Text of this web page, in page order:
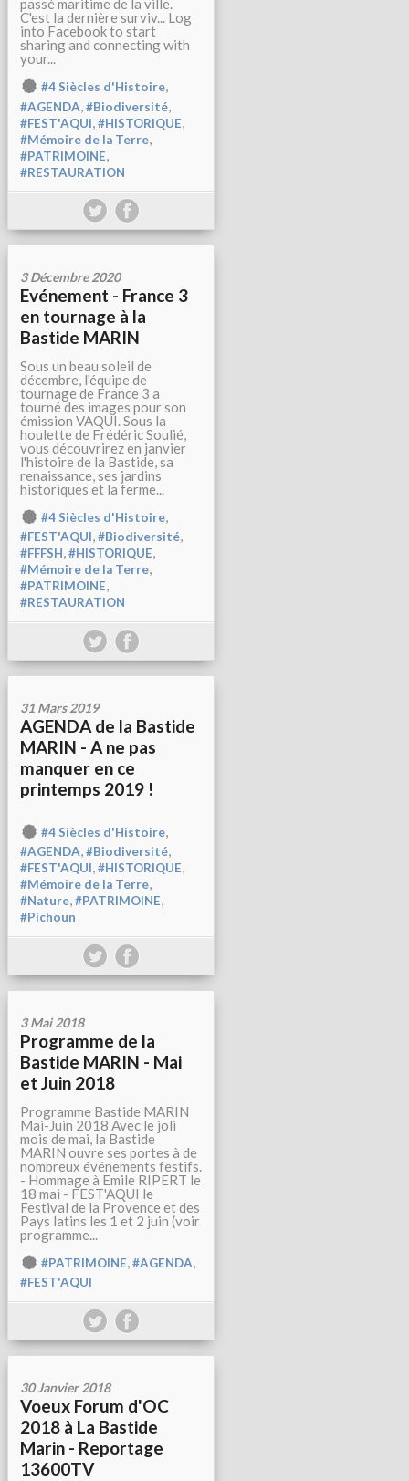
passé maritime de la ville.
C'est la dernière surviv... Log
into Facebook to start
sharing and connecting with
your...
#4 Siècles d'Histoire,
#AGENDA #Biodiversité
#FEST'AQUI #HISTORIQUE
#Mémoire de la Terre
#PATRIMOINE
#RESTAURATION
3 Décembre 2020
Evénement - France 3
en tournage à la
Bastide MARIN
Sous un beau soleil de
décembre, l'équipe de
tournage de France 3 a
tourné des images pour son
émission VAQUI. Sous la
houlette de Frédéric Soulié,
vous découvrirez en janvier
l'histoire de la Bastide, sa
renaissance, ses jardins
historiques et la ferme...
#4 Siècles d'Histoire,
#FEST'AQUI,#Biodiversité,
#FFFSH,#HISTORIQUE,
#Mémoire de la Terre,
#PATRIMOINE,
#RESTAURATION
31 Mars 2019
AGENDA de la Bastide
MARIN - A ne pas
manquer en ce
printemps 2019 !
#4 Siècles d'Histoire,
#AGENDA,#Biodiversité,
#FEST'AQUI,#HISTORIQUE,
#Mémoire de la Terre,
#Nature,#PATRIMOINE,
#Pichoun
3 Mai 2018
Programme de la
Bastide MARIN - Mai
et Juin 2018
Programme Bastide MARIN
Mai-Juin 2018 Avec le joli
mois de mai, la Bastide
MARIN ouvre ses portes à de
nombreux événements festifs.
- Hommage à Emile RIPERT le
18 mai - FEST'AQUI le
Festival de la Provence et des
Pays latins les 1 et 2 juin (voir
programme...
#PATRIMOINE,#AGENDA,
#FEST'AQUI
30 Janvier 2018
Voeux Forum d'OC
2018 à La Bastide
Marin - Reportage
13600TV